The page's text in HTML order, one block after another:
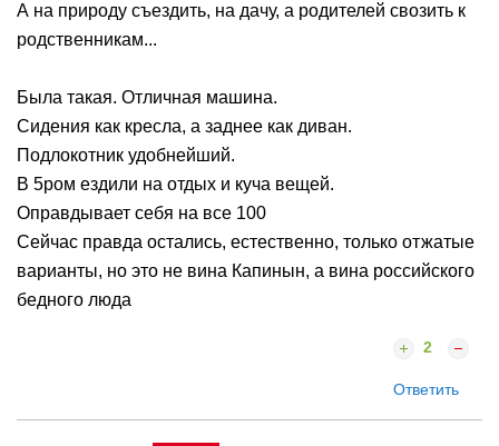
А на природу съездить, на дачу, а родителей свозить к
родственникам...
Была такая. Отличная машина.
Сидения как кресла, а заднее как диван.
Подлокотник удобнейший.
В 5ром ездили на отдых и куча вещей.
Оправдывает себя на все 100
Сейчас правда остались, естественно, только отжатые
варианты, но это не вина Капинын, а вина российского
бедного люда
2
Ответить